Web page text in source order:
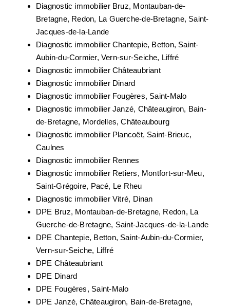
Diagnostic immobilier Bruz, Montauban-de-
Bretagne, Redon, La Guerche-de-Bretagne, Saint-
Jacques-de-la-Lande
Diagnostic immobilier Chantepie, Betton, Saint-
Aubin-du-Cormier, Vern-sur-Seiche, Liffré
Diagnostic immobilier Châteaubriant
Diagnostic immobilier Dinard
Diagnostic immobilier Fougères, Saint-Malo
Diagnostic immobilier Janzé, Châteaugiron, Bain-
de-Bretagne, Mordelles, Châteaubourg
Diagnostic immobilier Plancoët, Saint-Brieuc,
Caulnes
Diagnostic immobilier Rennes
Diagnostic immobilier Retiers, Montfort-sur-Meu,
Saint-Grégoire, Pacé, Le Rheu
Diagnostic immobilier Vitré, Dinan
DPE Bruz, Montauban-de-Bretagne, Redon, La
Guerche-de-Bretagne, Saint-Jacques-de-la-Lande
DPE Chantepie, Betton, Saint-Aubin-du-Cormier,
Vern-sur-Seiche, Liffré
DPE Châteaubriant
DPE Dinard
DPE Fougères, Saint-Malo
DPE Janzé, Châteaugiron, Bain-de-Bretagne,